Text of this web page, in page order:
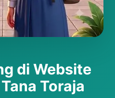
di Website
Toraja